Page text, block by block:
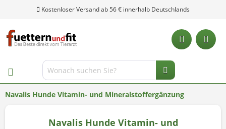
Kostenloser Versand ab 56 € innerhalb Deutschlands
Navalis Hunde Vitamin- und Mineralstoffergänzung
Navalis Hunde Vitamin- und